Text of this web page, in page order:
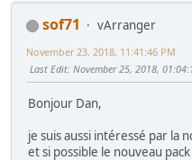
sof71
vArranger
November 23, 2018, 11:41:46 PM
Last Edit: November 25, 2018,
Bonjour Dan,
je suis aussi intéressé par la
et si possible le nouveau